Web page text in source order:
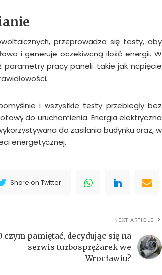
przeprowadza się testy, aby
i generuje oczekiwaną ilość energii. W
pracy paneli, takie jak napięcie
i wszystkie testy przebiegły bez
do uruchomienia. Energia elektryczna
do zasilania budynku oraz, w
energetycznej.
Share on Twitter
NEXT ARTICLE
czym pamiętać, decydując się na
serwis turbosprężarek we
Wrocławiu?